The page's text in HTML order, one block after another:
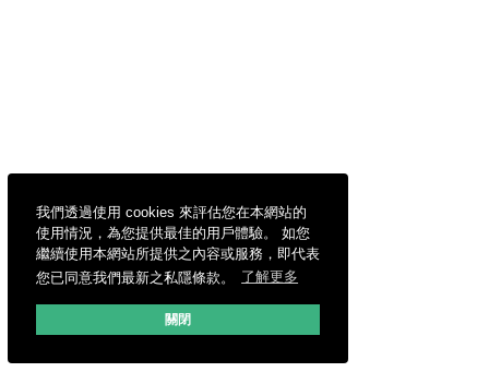
我們透過使用 cookies 來評估您在本網站的
使用情況，為您提供最佳的用戶體驗。 如您
繼續使用本網站所提供之內容或服務，即代表
您已同意我們最新之私隱條款。
了解更多
關閉